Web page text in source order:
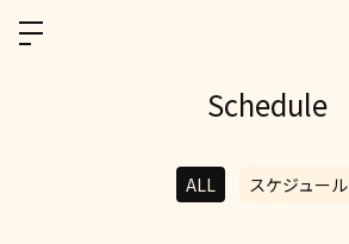
Schedule
ALL スケジュール